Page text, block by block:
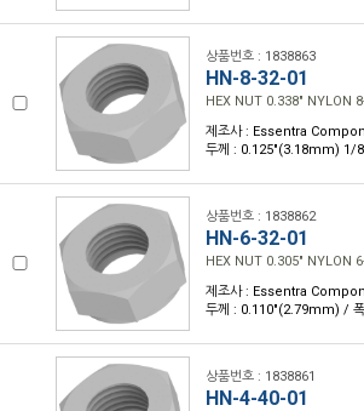
상품번호 : 1838863
HN-8-32-01
HEX NUT 0.338" NYLON
제조사 : Essentra
두께 : 0.125"(3.18mm) 1/
상품번호 : 1838862
HN-6-32-01
HEX NUT 0.305" NYLON
제조사 : Essentra
두께 : 0.110"(2.79mm) /
상품번호 : 1838861
HN-4-40-01